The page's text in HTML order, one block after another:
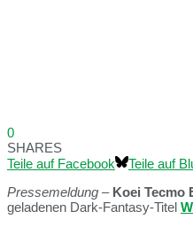
0
SHARES
Teile auf Facebook
Teile auf
Pressemeldung – Koei Tecmo
geladenen Dark-Fantasy-Titel